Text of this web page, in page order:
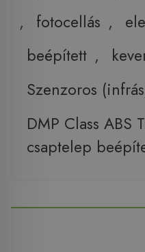
,
fotocellás ,
beépített ,
Szenzoros
DMP Class ABS
csaptelep